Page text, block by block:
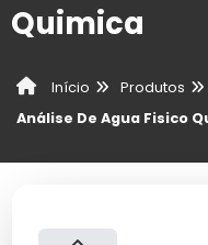
Quimica
Início Produtos
Análise De Agua Fisico